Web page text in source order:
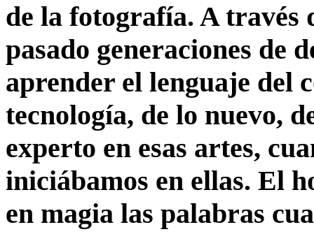
de la fotografía. A través
pasado generaciones de
aprender el lenguaje del
tecnología, de lo nuevo,
experto en esas artes,
iniciábamos en ellas. El
en magia las palabras